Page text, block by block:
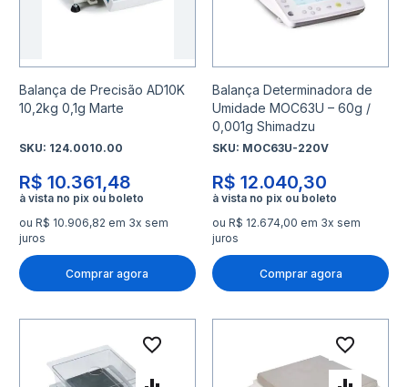
Balança de Precisão AD10K
10,2kg 0,1g Marte
SKU: 124.0010.00
R$ 10.361,48
ou R$ 10.906,82 em 3x sem
juros
Comprar agora
Balança Determinadora de
Umidade MOC63U – 60g /
0,001g Shimadzu
SKU: MOC63U-220V
R$ 12.040,30
ou R$ 12.674,00 em 3x sem
juros
Comprar agora
Adicionar à lista de